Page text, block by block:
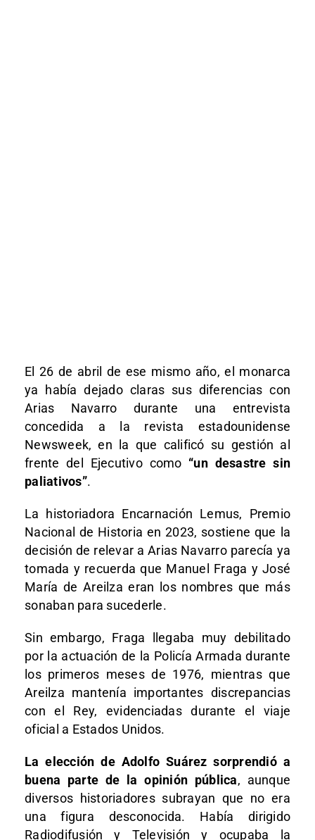
El 26 de abril de ese mismo año, el monarca
ya había dejado claras sus diferencias con
Arias Navarro durante una entrevista
concedida a la revista estadounidense
Newsweek, en la que calificó su gestión al
frente del Ejecutivo como “un desastre sin
paliativos”.
La historiadora Encarnación Lemus, Premio
Nacional de Historia en 2023, sostiene que la
decisión de relevar a Arias Navarro parecía ya
tomada y recuerda que Manuel Fraga y José
María de Areilza eran los nombres que más
sonaban para sucederle.
Sin embargo, Fraga llegaba muy debilitado
por la actuación de la Policía Armada durante
los primeros meses de 1976, mientras que
Areilza mantenía importantes discrepancias
con el Rey, evidenciadas durante el viaje
oficial a Estados Unidos.
La elección de Adolfo Suárez sorprendió a
buena parte de la opinión pública, aunque
diversos historiadores subrayan que no era
una figura desconocida. Había dirigido
Radiodifusión y Televisión y ocupaba la